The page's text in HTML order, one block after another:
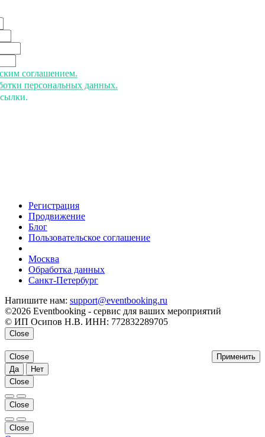
соглашением.
персональных данных.
Регистрация
Продвижение
Блог
Пользовательское соглашение
Москва
Обработка данных
Санкт-Петербург
Напишите нам: support@eventbooking.ru
©2026 Eventbooking - сервис для ваших мероприятий
© ИП Осипов Н.В. ИНН: 772832289705
Close
Применить
Close
Да
Нет
Close
Close
Close